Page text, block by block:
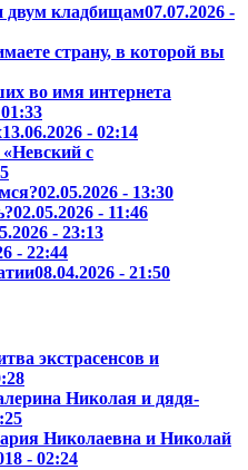
двум кладбищам07.07.2026 -
страну, в которой вы
во имя интернета
13.06.2026 - 02:14
с
02.05.2026 - 13:30
02.05.2026 - 11:46
- 23:13
- 22:44
08.04.2026 - 21:50
экстрасенсов и
Николая и дядя-
Николаевна и Николай
- 02:24